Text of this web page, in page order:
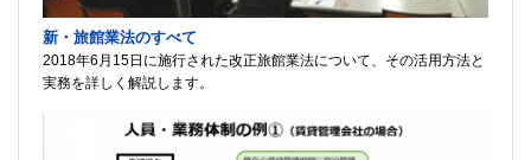
新・旅館業法のすべて
2018年6月15日に施行された改正旅館業法について、その活用方法と
実務を詳しく解説します。